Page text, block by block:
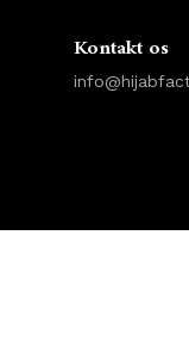
Kontakt os